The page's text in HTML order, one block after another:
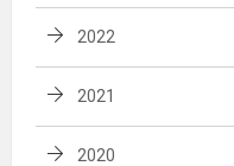
2022
2021
2020